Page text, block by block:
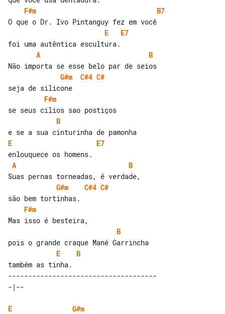
F#m
B7
E
E7
A
B
G#m
C#4 C#
F#m
B
E
E7
A
B
G#m
C#4 C#
F#m
B
E
B
-------------------------------------
E
G#m